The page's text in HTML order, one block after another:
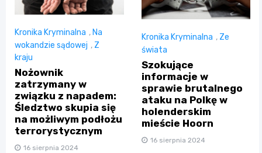
Kronika Kryminalna ,Na
wokandzie sądowej , Z
kraju
Nożownik
zatrzymany w
związku z napadem:
Śledztwo skupia się
na możliwym podłożu
terrorystycznym
16 sierpnia 2024
Kronika Kryminalna , Ze
świata
Szokujące
informacje w
sprawie brutalnego
ataku na Polkę w
holenderskim
mieście Hoorn
16 sierpnia 2024